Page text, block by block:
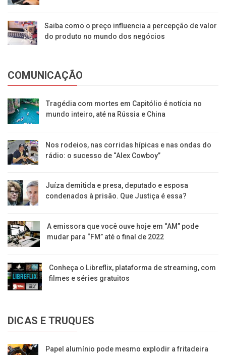
Saiba como o preço influencia a percepção de valor
do produto no mundo dos negócios
COMUNICAÇÃO
Tragédia com mortes em Capitólio é notícia no
mundo inteiro, até na Rússia e China
Nos rodeios, nas corridas hípicas e nas ondas do
rádio: o sucesso de “Alex Cowboy”
Juíza demitida e presa, deputado e esposa
condenados à prisão. Que Justiça é essa?
A emissora que você ouve hoje em “AM” pode
mudar para “FM” até o final de 2022
Conheça o Libreflix, plataforma de streaming, com
filmes e séries gratuitos
DICAS E TRUQUES
Papel alumínio pode mesmo explodir a fritadeira